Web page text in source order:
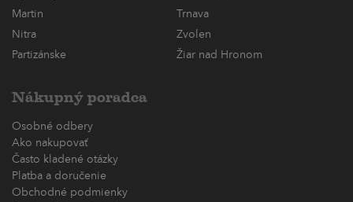
Martin
Trnava
Nitra
Zvolen
Partizánske
Žiar nad Hronom
Nákupný poradca
Osobné odbery
Ako nakupovať
Často kladené otázky
Platba a doručenie
Obchodné podmienky